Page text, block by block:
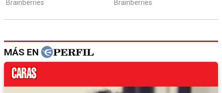
MÁS EN